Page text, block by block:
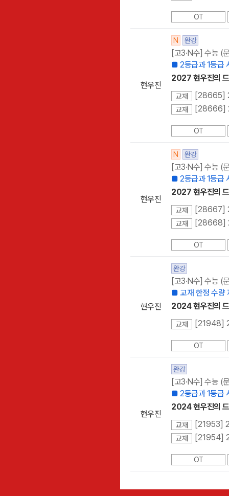
OT
현우진
N 완강
[고3·N수] 수능 (
■ 2등급과 1등급
2027 현우진의
교재 [28665]
교재 [28666]
OT
현우진
N 완강
[고3·N수] 수능 (
■ 2등급과 1등급
2027 현우진의
교재 [28667]
교재 [28668]
OT
현우진
완강
[고3·N수] 수능 (
■ 교재 한정 수량
2024 현우진의
교재 [21948]
OT
현우진
완강
[고3·N수] 수능 (
■ 2등급과 1등급
2024 현우진의
교재 [21953]
교재 [21954]
OT